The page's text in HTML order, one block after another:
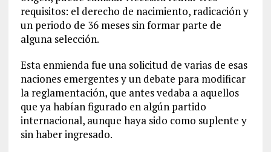
requisitos: el derecho de nacimiento, radicación y
un periodo de 36 meses sin formar parte de
alguna selección.
Esta enmienda fue una solicitud de varias de esas
naciones emergentes y un debate para modificar
la reglamentación, que antes vedaba a aquellos
que ya habían figurado en algún partido
internacional, aunque haya sido como suplente y
sin haber ingresado.